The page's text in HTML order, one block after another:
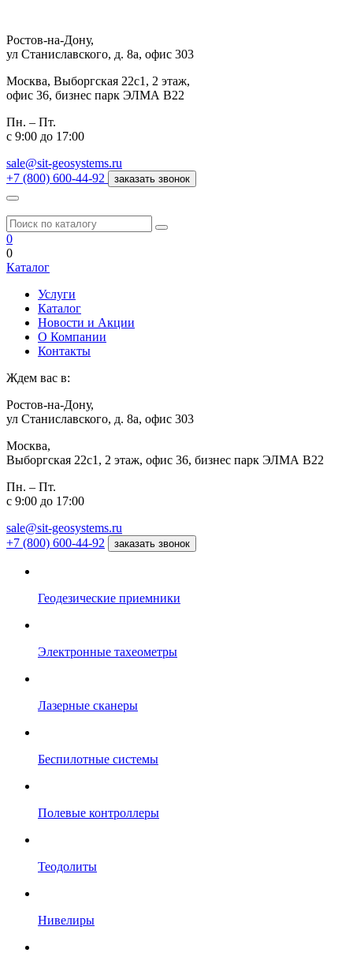
Ростов-на-Дону,
ул Станиславского, д. 8а, офис 303
Москва, Выборгская 22с1, 2 этаж,
офис 36, бизнес парк ЭЛМА В22
Пн. – Пт.
с 9:00 до 17:00
sale@sit-geosystems.ru
+7 (800) 600-44-92
заказать звонок
0
0
Каталог
Услуги
Каталог
Новости и Акции
О Компании
Контакты
Ждем вас в:
Ростов-на-Дону,
ул Станиславского, д. 8а, офис 303
Москва,
Выборгская 22с1, 2 этаж, офис 36, бизнес парк ЭЛМА В22
Пн. – Пт.
с 9:00 до 17:00
sale@sit-geosystems.ru
+7 (800) 600-44-92
заказать звонок
Геодезические приемники
Электронные тахеометры
Лазерные сканеры
Беспилотные системы
Полевые контроллеры
Теодолиты
Нивелиры